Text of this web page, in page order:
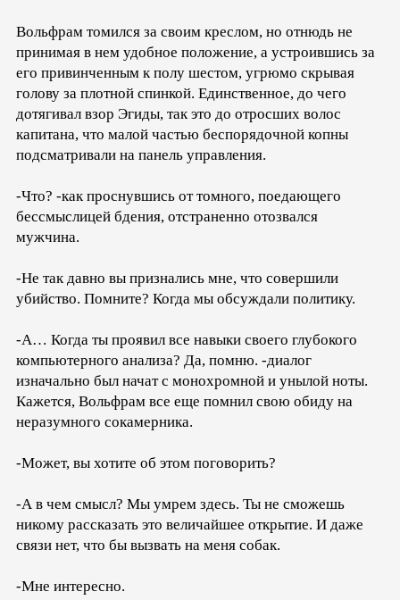
Вольфрам томился за своим креслом, но отнюдь не
принимая в нем удобное положение, а устроившись за
его привинченным к полу шестом, угрюмо скрывая
голову за плотной спинкой. Единственное, до чего
дотягивал взор Эгиды, так это до отросших волос
капитана, что малой частью беспорядочной копны
подсматривали на панель управления.
-Что? -как проснувшись от томного, поедающего
бессмыслицей бдения, отстраненно отозвался
мужчина.
-Не так давно вы признались мне, что совершили
убийство. Помните? Когда мы обсуждали политику.
-А… Когда ты проявил все навыки своего глубокого
компьютерного анализа? Да, помню. -диалог
изначально был начат с монохромной и унылой ноты.
Кажется, Вольфрам все еще помнил свою обиду на
неразумного сокамерника.
-Может, вы хотите об этом поговорить?
-А в чем смысл? Мы умрем здесь. Ты не сможешь
никому рассказать это величайшее открытие. И даже
связи нет, что бы вызвать на меня собак.
-Мне интересно.